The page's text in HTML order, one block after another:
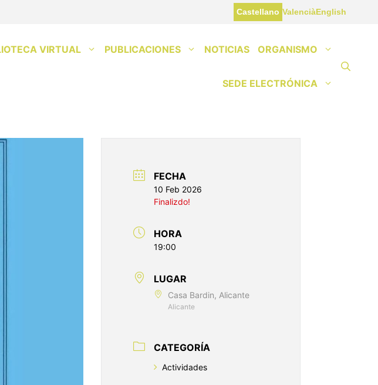
Castellano ValenciàEnglish
VIRTUAL PUBLICACIONES NOTICIAS ORGANISMO
SEDE ELECTRÓNICA
FECHA
10 Feb 2026
Finalizdo!
HORA
19:00
LUGAR
Casa Bardin, Alicante
Alicante
CATEGORÍA
Actividades